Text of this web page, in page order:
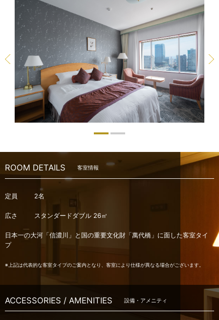
ROOM DETAILS 客室情報
定員 2名
広さ スタンダードダブル 26㎡
日本一の大河「信濃川」と国の重要文化財「萬代橋」に面した客室タイ
プ
※上記は代表的な客室タイプのご案内となり、客室により仕様が異なる場合がございます。
ACCESSORIES / AMENITIES 設備・アメニティ